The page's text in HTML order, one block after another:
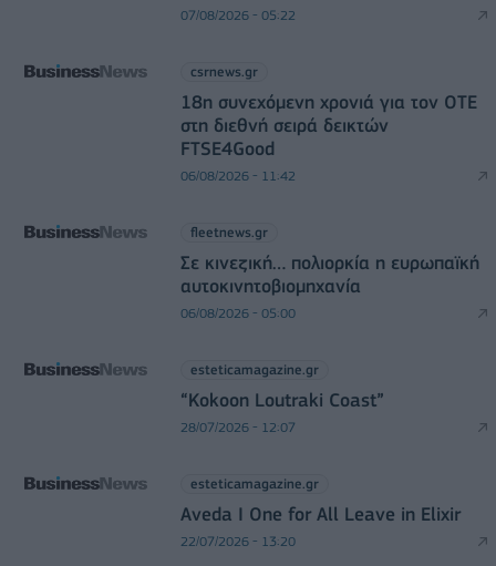
07/08/2026 - 05:22
csrnews.gr
18η συνεχόμενη χρονιά για τον ΟΤΕ
στη διεθνή σειρά δεικτών
FTSE4Good
06/08/2026 - 11:42
fleetnews.gr
Σε κινεζική… πολιορκία η ευρωπαϊκή
αυτοκινητοβιομηχανία
06/08/2026 - 05:00
esteticamagazine.gr
“Kokoon Loutraki Coast”
28/07/2026 - 12:07
esteticamagazine.gr
Aveda I One for All Leave in Elixir
22/07/2026 - 13:20